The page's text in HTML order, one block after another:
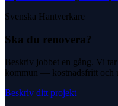
Svenska Hantverkare
Ska du renovera?
Beskriv jobbet en gång. Vi
kommun — kostnadsfritt och
Beskriv ditt projekt